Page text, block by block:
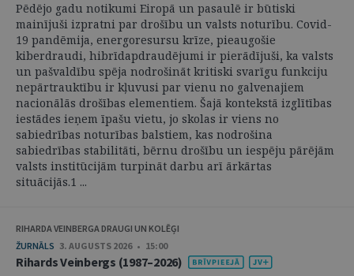
Pēdējo gadu notikumi Eiropā un pasaulē ir būtiski
mainījuši izpratni par drošību un valsts noturību. Covid-
19 pandēmija, energoresursu krīze, pieaugošie
kiberdraudi, hibrīdapdraudējumi ir pierādījuši, ka valsts
un pašvaldību spēja nodrošināt kritiski svarīgu funkciju
nepārtrauktību ir kļuvusi par vienu no galvenajiem
nacionālās drošības elementiem. Šajā kontekstā izglītības
iestādes ieņem īpašu vietu, jo skolas ir viens no
sabiedrības noturības balstiem, kas nodrošina
sabiedrības stabilitāti, bērnu drošību un iespēju pārējām
valsts institūcijām turpināt darbu arī ārkārtas
situācijās.1 ...
RIHARDA VEINBERGA DRAUGI UN KOLĒĢI
ŽURNĀLS 3. AUGUSTS 2026 • 15:00
Rihards Veinbergs (1987–2026)